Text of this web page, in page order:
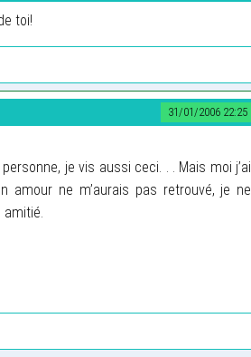
toi!
31/01/2006 22:25
je vis aussi ceci. . . Mais moi j’ai
amour ne m’aurais pas retrouvé, je ne